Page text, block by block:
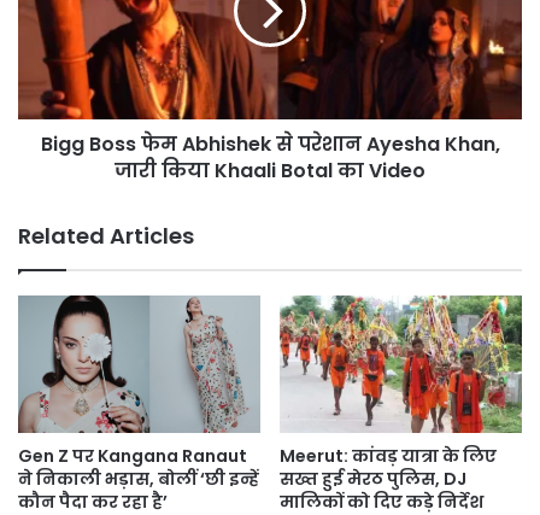
परेशान
Ayesha
Khan,
जारी
किया
Video
Bigg Boss फेम Abhishek से परेशान Ayesha Khan,
जारी किया Khaali Botal का Video
Related Articles
Gen Z पर Kangana Ranaut
ने निकाली भड़ास, बोलीं ‘छी इन्हें
कौन पैदा कर रहा है’
Meerut: कांवड़ यात्रा के लिए
सख्त हुई मेरठ पुलिस, DJ
मालिकों को दिए कड़े निर्देश